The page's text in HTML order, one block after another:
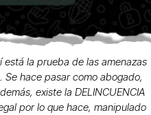
la prueba de las amenazas
Se hace pasar como abogado,
existe la DELINCUENCIA
por lo que hace, manipulado